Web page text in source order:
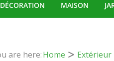
DÉCORATION MAISON
are here:Home Extérieur